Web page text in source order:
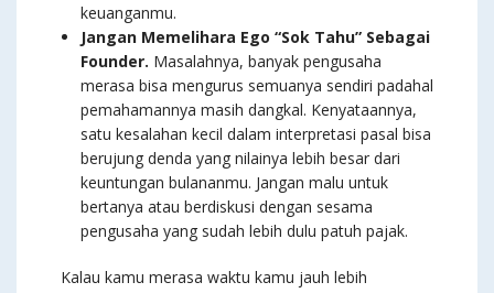
keuanganmu.
Jangan Memelihara Ego “Sok Tahu” Sebagai
Founder. Masalahnya, banyak pengusaha
merasa bisa mengurus semuanya sendiri padahal
pemahamannya masih dangkal. Kenyataannya,
satu kesalahan kecil dalam interpretasi pasal bisa
berujung denda yang nilainya lebih besar dari
keuntungan bulananmu. Jangan malu untuk
bertanya atau berdiskusi dengan sesama
pengusaha yang sudah lebih dulu patuh pajak.
Kalau kamu merasa waktu kamu jauh lebih